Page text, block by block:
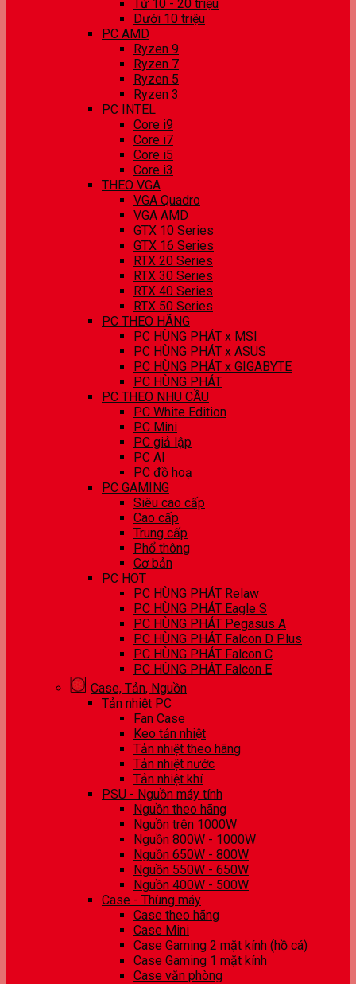
Từ 10 - 20 triệu
Dưới 10 triệu
PC AMD
Ryzen 9
Ryzen 7
Ryzen 5
Ryzen 3
PC INTEL
Core i9
Core i7
Core i5
Core i3
THEO VGA
VGA Quadro
VGA AMD
GTX 10 Series
GTX 16 Series
RTX 20 Series
RTX 30 Series
RTX 40 Series
RTX 50 Series
PC THEO HÃNG
PC HÙNG PHÁT x MSI
PC HÙNG PHÁT x ASUS
PC HÙNG PHÁT x GIGABYTE
PC HÙNG PHÁT
PC THEO NHU CẦU
PC White Edition
PC Mini
PC giả lập
PC AI
PC đồ hoạ
PC GAMING
Siêu cao cấp
Cao cấp
Trung cấp
Phổ thông
Cơ bản
PC HOT
PC HÙNG PHÁT Relaw
PC HÙNG PHÁT Eagle S
PC HÙNG PHÁT Pegasus A
PC HÙNG PHÁT Falcon D Plus
PC HÙNG PHÁT Falcon C
PC HÙNG PHÁT Falcon E
Case, Tản, Nguồn
Tản nhiệt PC
Fan Case
Keo tản nhiệt
Tản nhiệt theo hãng
Tản nhiệt nước
Tản nhiệt khí
PSU - Nguồn máy tính
Nguồn theo hãng
Nguồn trên 1000W
Nguồn 800W - 1000W
Nguồn 650W - 800W
Nguồn 550W - 650W
Nguồn 400W - 500W
Case - Thùng máy
Case theo hãng
Case Mini
Case Gaming 2 mặt kính (hồ cá)
Case Gaming 1 mặt kính
Case văn phòng